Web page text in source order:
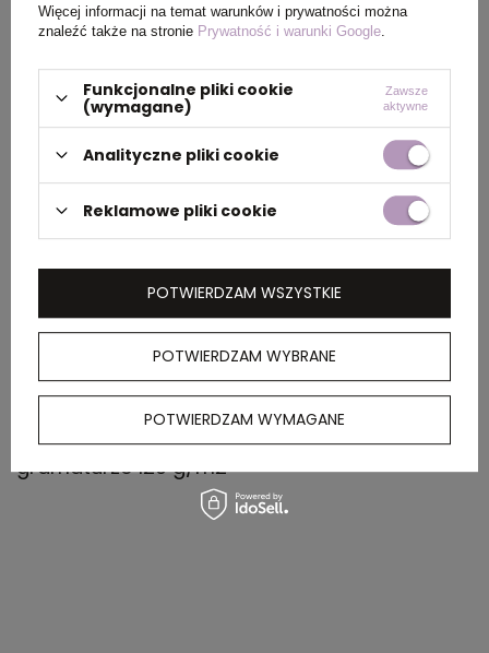
Wymiary
38 x 42 x 0 cm
PAKOWANIE
zewnętrznego
Torba bawełniana na zakupy z długimi
uchwytami, produkt wykonany z bawełny o
gramaturze 120 g/m2
Więcej informacji na temat warunków i prywatności można
znaleźć także na stronie Prywatność i warunki Google
Funkcjonalne pliki cookie
(wymagane)
Zawsze
aktywne
Analityczne pliki cookie
Reklamowe pliki cookie
POTWIERDZAM WYBRANE
POTWIERDZAM WYMAGANE
POTWIERDZAM WSZYSTKIE